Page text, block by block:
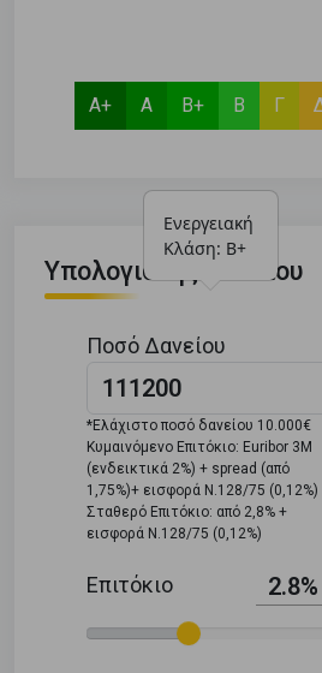
Α+ Α Β+
Ενεργειακή
Κλάση: Β+
Β Γ
Υπολογιστής Δανείου
Ποσό Δανείου
*Ελάχιστο ποσό δανείου 10.000€
Κυμαινόμενο Επιτόκιο: Euribor 3M
(ενδεικτικά 2%) + spread (από
1,75%)+ εισφορά Ν.128/75 (0,12%)
Σταθερό Επιτόκιο: από 2,8% +
εισφορά Ν.128/75 (0,12%)
Επιτόκιο 2.8%